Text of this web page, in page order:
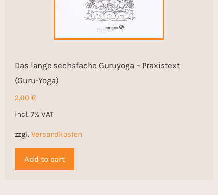
Das lange sechsfache Guruyoga – Praxistext
(Guru-Yoga)
2,00€
incl. 7% VAT
zzgl. Versandkosten
Add to cart